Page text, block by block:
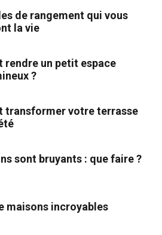
de rangement qui vous
la vie
rendre un petit espace
?
transformer votre terrasse
sont bruyants : que faire ?
maisons incroyables